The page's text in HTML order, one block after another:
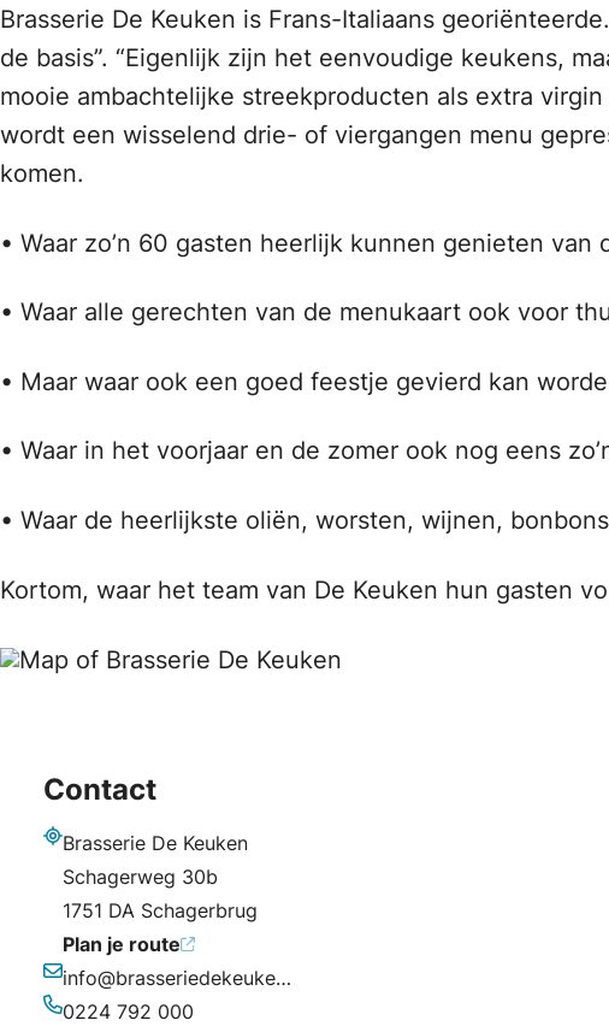
Brasserie De Keuken is Frans-Italiaans
de basis”. “Eigenlijk zijn het eenvoudige keukens,
mooie ambachtelijke streekproducten als extra
wordt een wisselend drie- of viergangen menu
komen.
• Waar zo’n 60 gasten heerlijk kunnen genieten
• Waar alle gerechten van de menukaart ook voor
• Maar waar ook een goed feestje gevierd kan
• Waar in het voorjaar en de zomer ook nog eens
• Waar de heerlijkste oliën, worsten, wijnen,
Kortom, waar het team van De Keuken hun gasten
Contact
Brasserie De Keuken
Schagerweg 30b
1751 DA Schagerbrug
Plan je route
E-mailadres
info@brasseriedekeuken.nl
0224 792 000